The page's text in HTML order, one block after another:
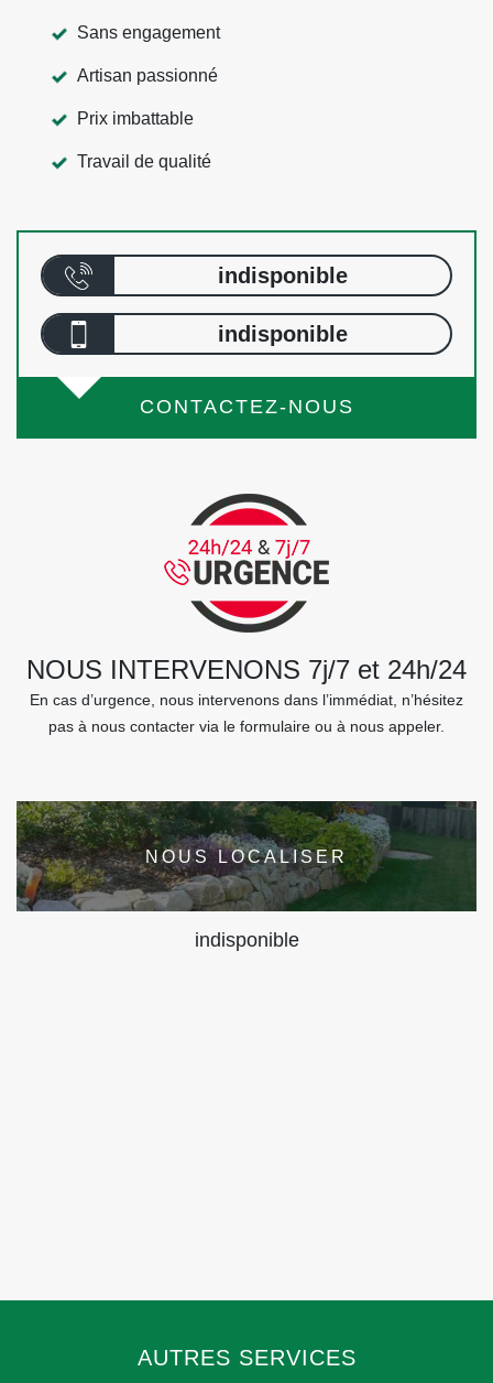
Sans engagement
Artisan passionné
Prix imbattable
Travail de qualité
indisponible
indisponible
CONTACTEZ-NOUS
NOUS INTERVENONS 7j/7 et 24h/24
En cas d’urgence, nous intervenons dans l’immédiat, n’hésitez
pas à nous contacter via le formulaire ou à nous appeler.
NOUS LOCALISER
indisponible
AUTRES SERVICES